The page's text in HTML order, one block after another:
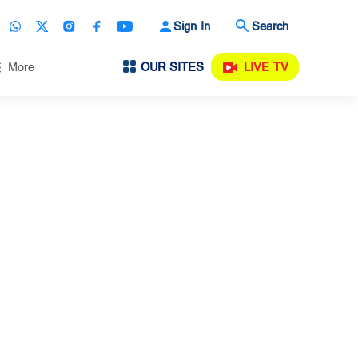
Sign In Search
More OUR SITES LIVE TV